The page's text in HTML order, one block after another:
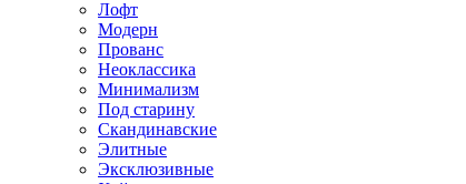
Лофт
Модерн
Прованс
Неоклассика
Минимализм
Под старину
Скандинавские
Элитные
Эксклюзивные